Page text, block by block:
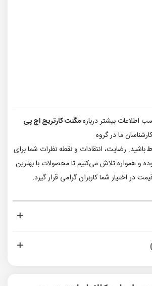
اطلاعات بیشتر دربارهمگنت کارتریج اچ پی
ما در گروه
باشید. رضایت، انتقادات و نقطه نظرات شما برای
و همواره تلاش می‌کنیم تا محصولات با بهترین
در اختیار شما کاربران گرامی قرار گیرد.